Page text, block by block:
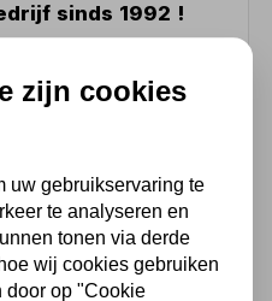
sinds 1992 !
BTW
zijn cookies
uw gebruikservaring te
te analyseren en
tonen via derde
wij cookies gebruiken
door op "Cookie